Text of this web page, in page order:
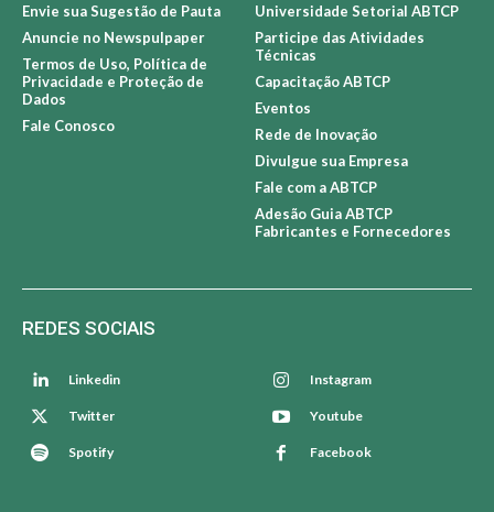
Envie sua Sugestão de Pauta
Anuncie no Newspulpaper
Termos de Uso, Política de
Privacidade e Proteção de
Dados
Fale Conosco
Universidade Setorial ABTCP
Participe das Atividades
Técnicas
Capacitação ABTCP
Eventos
Rede de Inovação
Divulgue sua Empresa
Fale com a ABTCP
Adesão Guia ABTCP
Fabricantes e Fornecedores
REDES SOCIAIS
Linkedin Instagram
Twitter Youtube
Spotify Facebook